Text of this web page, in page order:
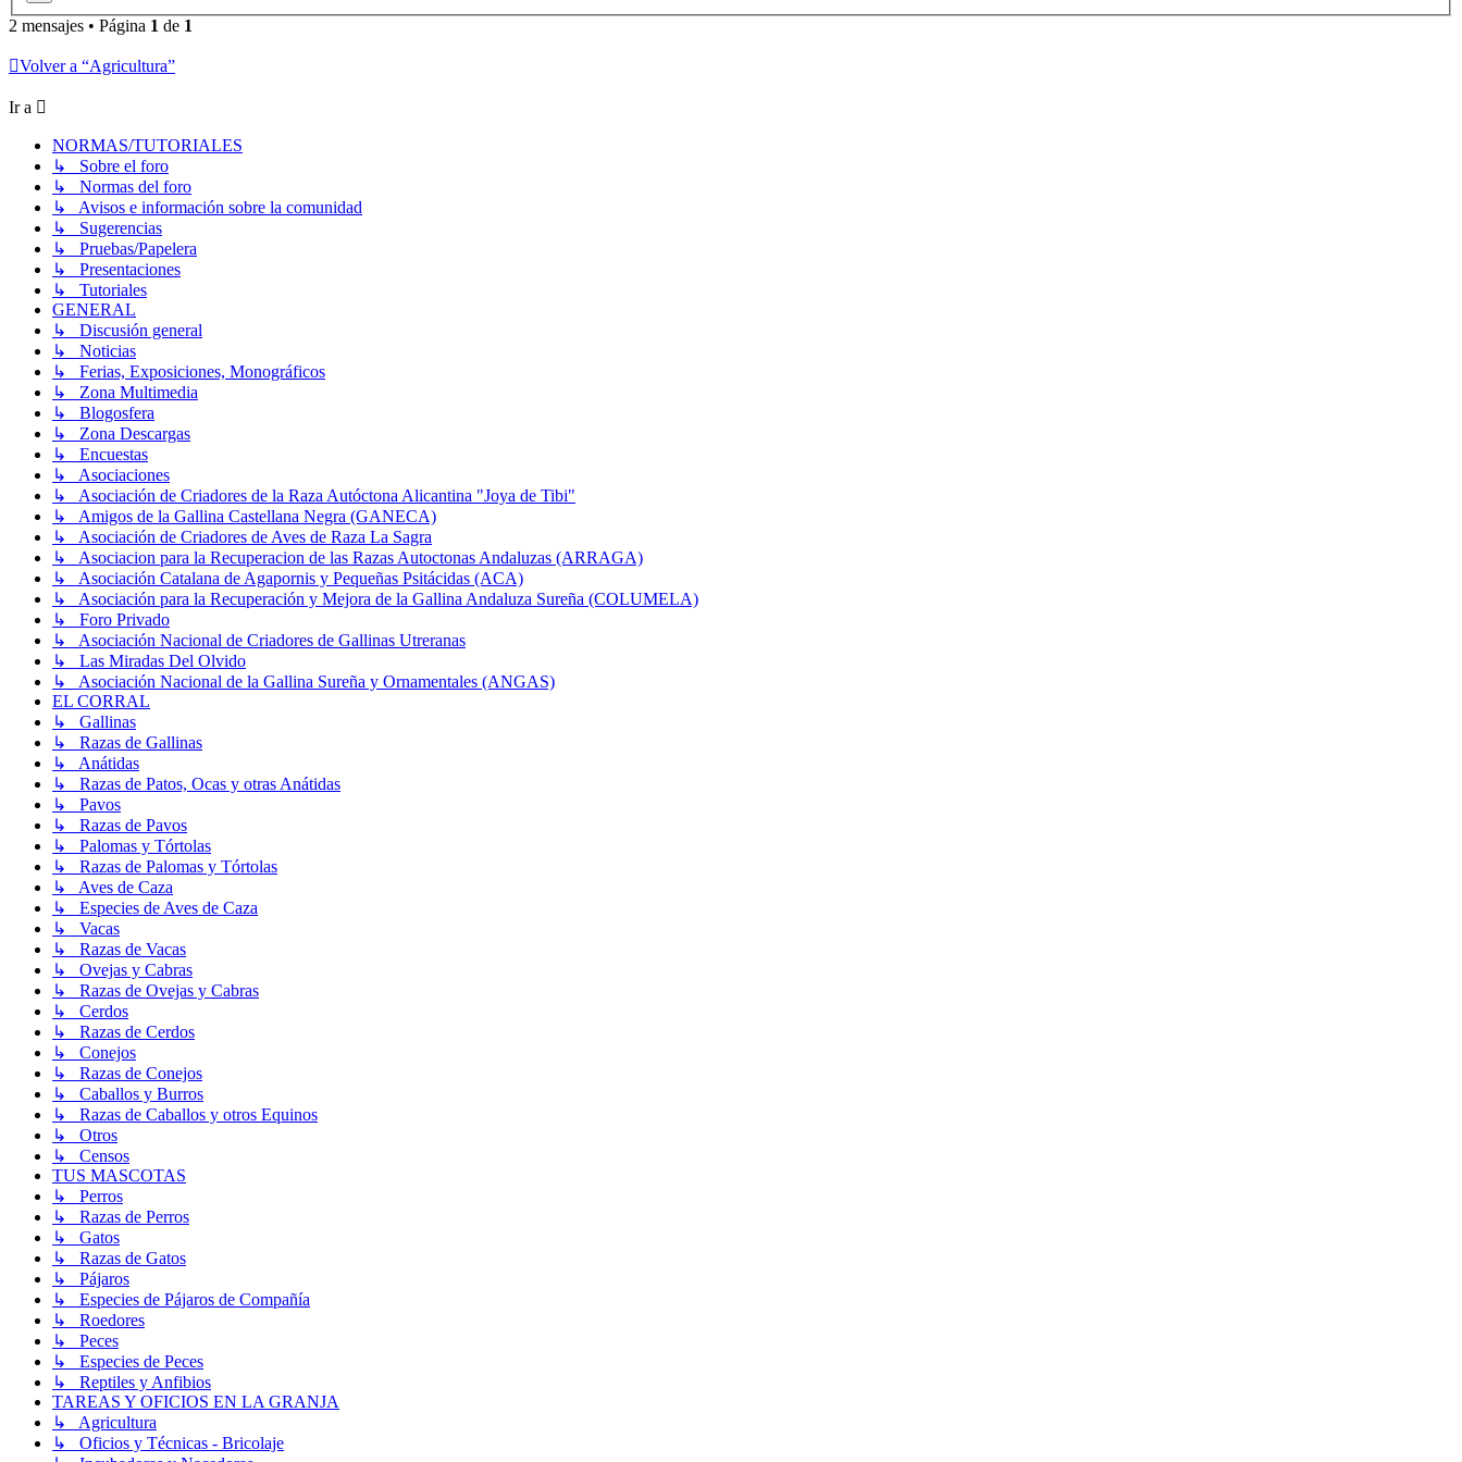
2 mensajes • Página 1 de 1
Volver a “Agricultura”
Ir a
NORMAS/TUTORIALES
↳ Sobre el foro
↳ Normas del foro
↳ Avisos e información sobre la comunidad
↳ Sugerencias
↳ Pruebas/Papelera
↳ Presentaciones
↳ Tutoriales
GENERAL
↳ Discusión general
↳ Noticias
↳ Ferias, Exposiciones, Monográficos
↳ Zona Multimedia
↳ Blogosfera
↳ Zona Descargas
↳ Encuestas
↳ Asociaciones
↳ Asociación de Criadores de la Raza Autóctona Alicantina "Joya de Tibi"
↳ Amigos de la Gallina Castellana Negra (GANECA)
↳ Asociación de Criadores de Aves de Raza La Sagra
↳ Asociacion para la Recuperacion de las Razas Autoctonas Andaluzas (ARRAGA)
↳ Asociación Catalana de Agapornis y Pequeñas Psitácidas (ACA)
↳ Asociación para la Recuperación y Mejora de la Gallina Andaluza Sureña (COLUMELA)
↳ Foro Privado
↳ Asociación Nacional de Criadores de Gallinas Utreranas
↳ Las Miradas Del Olvido
↳ Asociación Nacional de la Gallina Sureña y Ornamentales (ANGAS)
EL CORRAL
↳ Gallinas
↳ Razas de Gallinas
↳ Anátidas
↳ Razas de Patos, Ocas y otras Anátidas
↳ Pavos
↳ Razas de Pavos
↳ Palomas y Tórtolas
↳ Razas de Palomas y Tórtolas
↳ Aves de Caza
↳ Especies de Aves de Caza
↳ Vacas
↳ Razas de Vacas
↳ Ovejas y Cabras
↳ Razas de Ovejas y Cabras
↳ Cerdos
↳ Razas de Cerdos
↳ Conejos
↳ Razas de Conejos
↳ Caballos y Burros
↳ Razas de Caballos y otros Equinos
↳ Otros
↳ Censos
TUS MASCOTAS
↳ Perros
↳ Razas de Perros
↳ Gatos
↳ Razas de Gatos
↳ Pájaros
↳ Especies de Pájaros de Compañía
↳ Roedores
↳ Peces
↳ Especies de Peces
↳ Reptiles y Anfibios
TAREAS Y OFICIOS EN LA GRANJA
↳ Agricultura
↳ Oficios y Técnicas - Bricolaje